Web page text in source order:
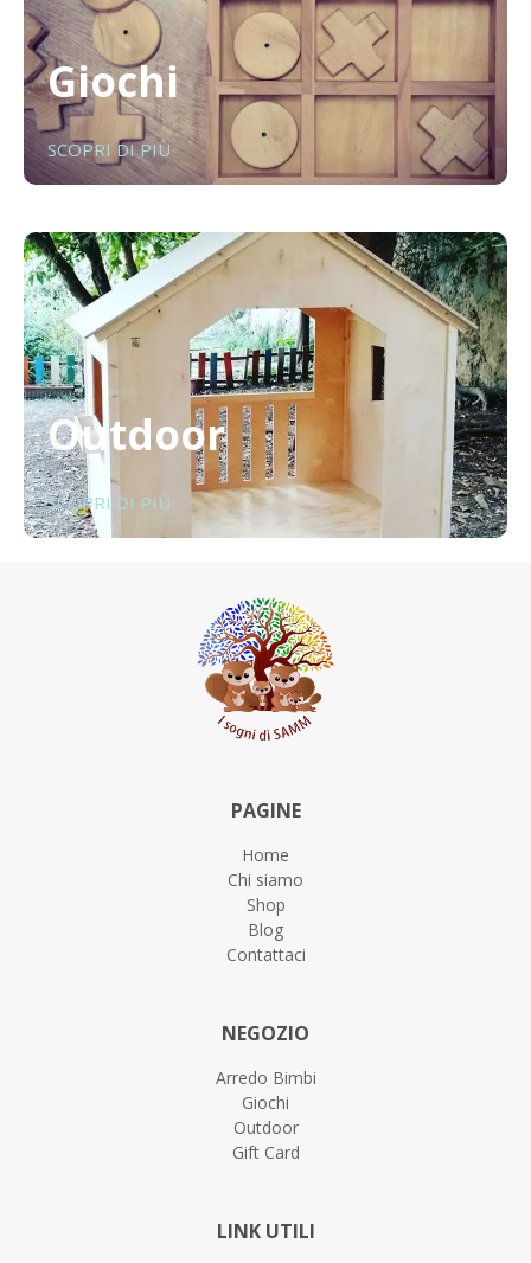
Giochi
SCOPRI DI PIÙ
Outdoor
SCOPRI DI PIÙ
PAGINE
Home
Chi siamo
Shop
Blog
Contattaci
NEGOZIO
Arredo Bimbi
Giochi
Outdoor
Gift Card
LINK UTILI